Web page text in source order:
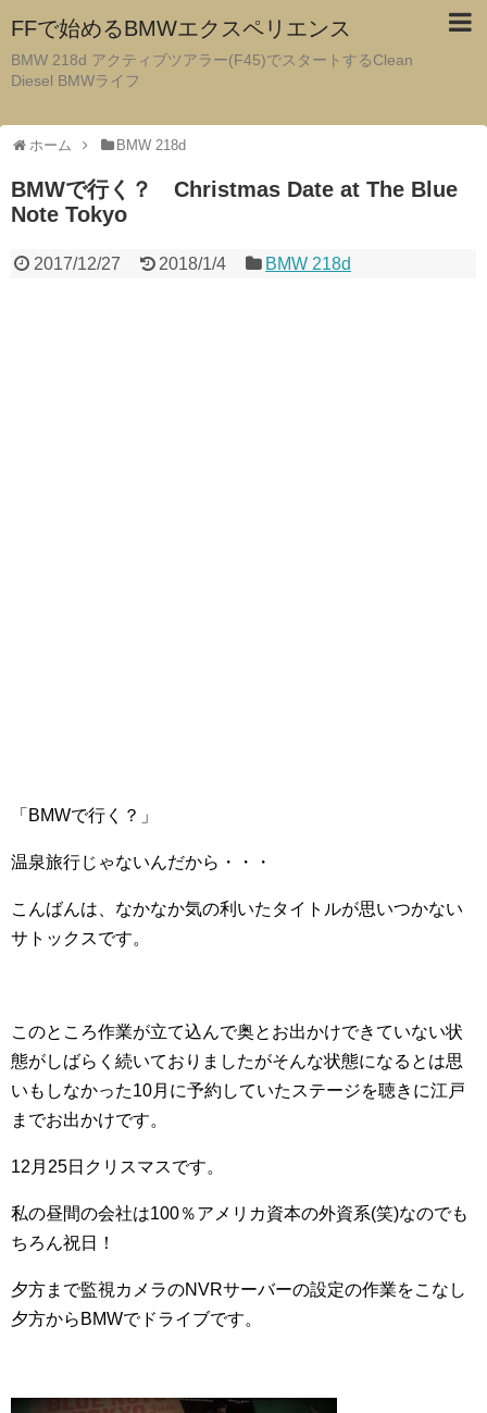
FFで始めるBMWエクスペリエンス
BMW 218d アクティブツアラー(F45)でスタートするClean
Diesel BMWライフ
ホーム BMW 218d
BMWで行く？ Christmas Date at The Blue
Note Tokyo
2017/12/27 2018/1/4 BMW 218d
「BMWで行く？」
温泉旅行じゃないんだから・・・
こんばんは、なかなか気の利いたタイトルが思いつかない
サトックスです。
このところ作業が立て込んで奥とお出かけできていない状
態がしばらく続いておりましたがそんな状態になるとは思
いもしなかった10月に予約していたステージを聴きに江戸
までお出かけです。
12月25日クリスマスです。
私の昼間の会社は100％アメリカ資本の外資系(笑)なのでも
ちろん祝日！
夕方まで監視カメラのNVRサーバーの設定の作業をこなし
夕方からBMWでドライブです。